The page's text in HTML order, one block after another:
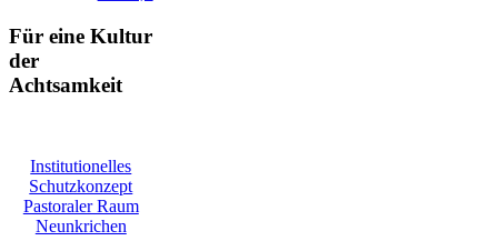
Für eine Kultur
der
Achtsamkeit
Institutionelles
Schutzkonzept
Pastoraler Raum
Neunkrichen